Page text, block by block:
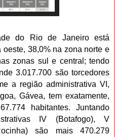
do Rio de Janeiro está
38,0% na zona norte e
zonas sul e central; tendo
3.017.700 são torcedores
a região administrativa VI,
Gávea, tem exatamente,
habitantes. Juntando
IV (Botafogo), V
são mais 470.279